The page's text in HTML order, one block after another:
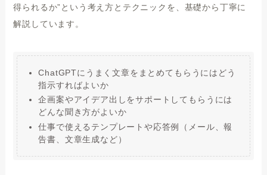
得られるか”という考え方とテクニックを、基礎から丁寧に
解説しています。
ChatGPTにうまく文章をまとめてもらうにはどう
指示すればよいか
企画案やアイデア出しをサポートしてもらうには
どんな聞き方がよいか
仕事で使えるテンプレートや応答例（メール、報
告書、文章生成など）